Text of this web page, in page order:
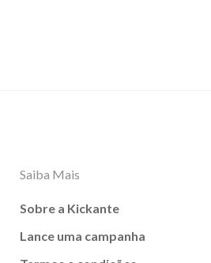
Saiba Mais
Sobre a Kickante
Lance uma campanha